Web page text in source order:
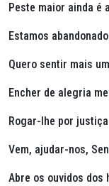
Peste maior ainda é
Estamos
Quero sentir mais
Encher de alegria
Rogar-lhe por
Vem, ajudar-nos,
Abre os ouvidos dos